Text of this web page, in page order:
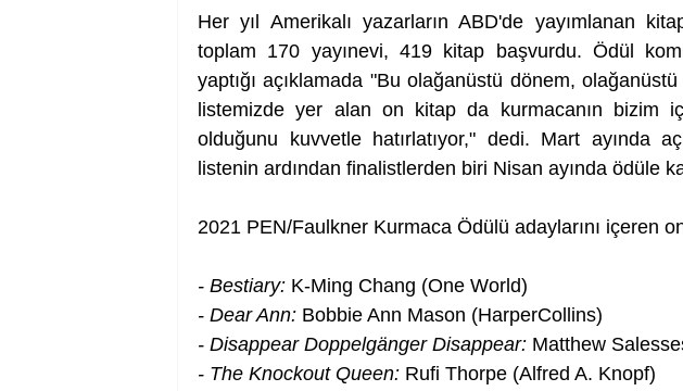
Her yıl Amerikalı yazarların ABD'de yayımlanan
toplam 170 yayınevi, 419 kitap başvurdu. Ödül
yaptığı açıklamada "Bu olağanüstü dönem,
listemizde yer alan on kitap da kurmacanın bizim
olduğunu kuvvetle hatırlatıyor," dedi. Mart ayında
listenin ardından finalistlerden biri Nisan ayında ödüle
2021 PEN/Faulkner Kurmaca Ödülü adaylarını içeren
- Bestiary: K-Ming Chang (One World)
- Dear Ann: Bobbie Ann Mason (HarperCollins)
- Disappear Doppelgänger Disappear: Matthew
- The Knockout Queen: Rufi Thorpe (Alfred A. Knopf)